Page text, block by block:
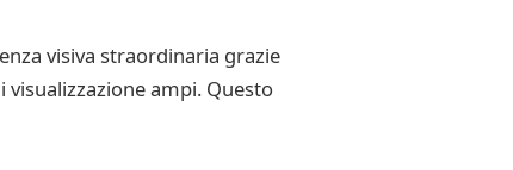
visiva straordinaria grazie
ampi. Questo